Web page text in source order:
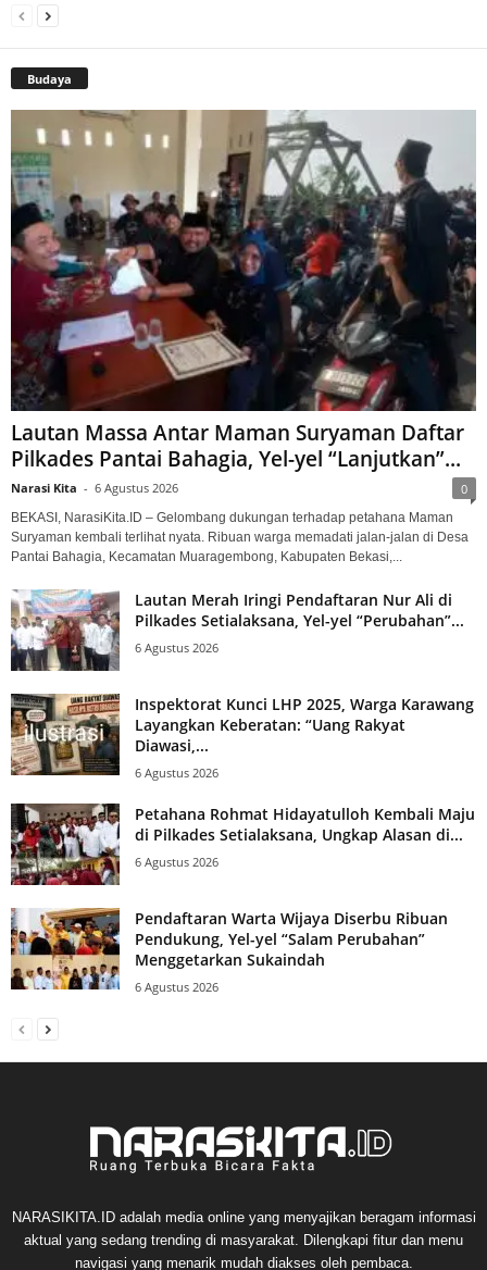
Budaya
Lautan Massa Antar Maman Suryaman Daftar
Pilkades Pantai Bahagia, Yel-yel “Lanjutkan”...
Narasi Kita - 6 Agustus 2026 0
BEKASI, NarasiKita.ID – Gelombang dukungan terhadap petahana Maman
Suryaman kembali terlihat nyata. Ribuan warga memadati jalan-jalan di Desa
Pantai Bahagia, Kecamatan Muaragembong, Kabupaten Bekasi,...
Lautan Merah Iringi Pendaftaran Nur Ali di
Pilkades Setialaksana, Yel-yel “Perubahan”...
6 Agustus 2026
Inspektorat Kunci LHP 2025, Warga Karawang
Layangkan Keberatan: “Uang Rakyat
Diawasi,...
6 Agustus 2026
Petahana Rohmat Hidayatulloh Kembali Maju
di Pilkades Setialaksana, Ungkap Alasan di...
6 Agustus 2026
Pendaftaran Warta Wijaya Diserbu Ribuan
Pendukung, Yel-yel “Salam Perubahan”
Menggetarkan Sukaindah
6 Agustus 2026
NARASIKITA.ID adalah media online yang menyajikan beragam informasi
aktual yang sedang trending di masyarakat. Dilengkapi fitur dan menu
navigasi yang menarik mudah diakses oleh pembaca.